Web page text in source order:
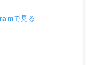
で見る